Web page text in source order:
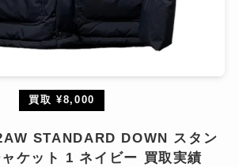
買取 ¥8,000
STANDARD DOWN スタン
ケット 1 ネイビー 買取実績